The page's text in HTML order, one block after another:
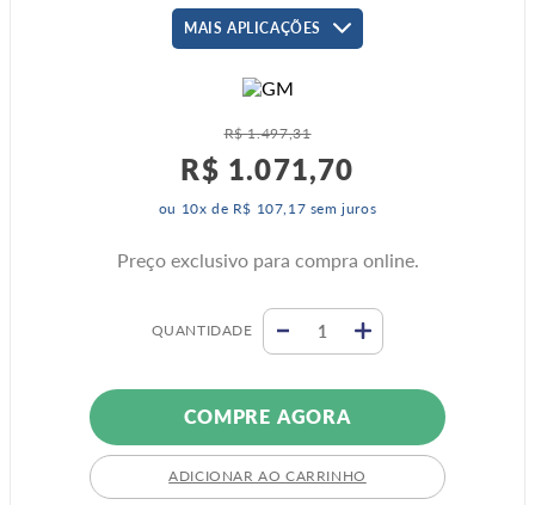
MAIS APLICAÇÕES
R$ 1.497,31
R$ 1.071,70
ou 10x de R$ 107 17 sem juros
Preço exclusivo para compra online.
QUANTIDADE
COMPRE AGORA
ADICIONAR AO CARRINHO